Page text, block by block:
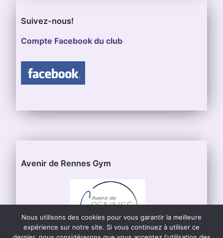
Suivez-nous!
Compte Facebook du club
Avenir de Rennes Gym
Nous utilisons des cookies pour vous garantir la meilleure
expérience sur notre site. Si vous continuez à utiliser ce